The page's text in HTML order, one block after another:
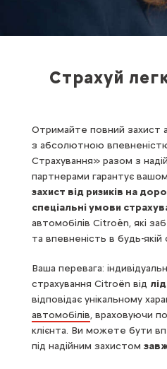
Страхуй
Отримайте повний захист
з абсолютною
Страхування» разом з
партнерами гарантує
захист від ризиків на
спеціальні умови
автомобілів Citroën, які
та впевненість в будь-якій
Ваша перевага:
страхування Citroën від
відповідає унікальному
автомобілів, враховуючи
клієнта. Ви можете бути
під надійним захистом